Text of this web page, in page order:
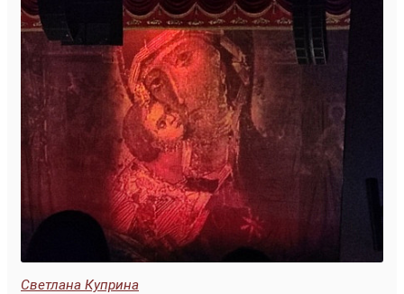
Светлана Куприна